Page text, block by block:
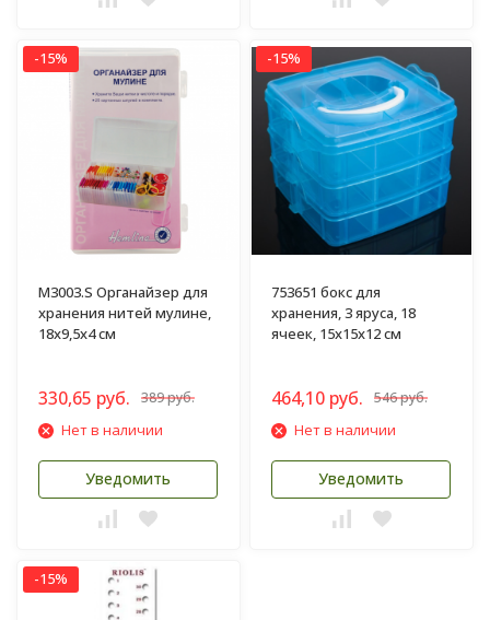
-15%
M3003.S Органайзер для
хранения нитей мулине,
18х9,5х4 см
330,65 руб. 389 руб.
Нет в наличии
Уведомить
-15%
753651 бокс для
хранения, 3 яруса, 18
ячеек, 15х15х12 см
464,10 руб. 546 руб.
Нет в наличии
Уведомить
-15%